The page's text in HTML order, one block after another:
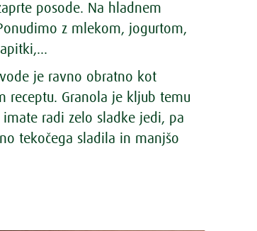
posode. Na hladnem
z mlekom, jogurtom,
je ravno obratno kot
receptu. Granola je kljub temu
radi zelo sladke jedi, pa
tekočega sladila in manjšo